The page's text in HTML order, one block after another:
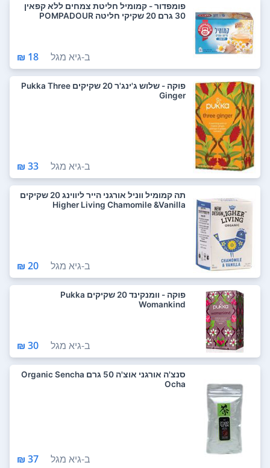
פומפדור - קמומיל חליטת צמחים ללא קפאין
30 גרם 20 שקיקי חליטה POMPADOUR
ב-גיא מגל 18 ₪
פוקה - שלוש ג'ינג'ר 20 שקיקים Pukka Three
Ginger
ב-גיא מגל 33 ₪
תה קמומיל ווניל אורגני הייר ליווינג 20 שקיקים
Higher Living Chamomile &Vanilla
ב-גיא מגל 20 ₪
פוקה - וומנקינד 20 שקיקים Pukka
Womankind
ב-גיא מגל 30 ₪
סנצ'ה אורגני אוצ'ה 50 גרם Organic Sencha
Ocha
ב-גיא מגל 37 ₪